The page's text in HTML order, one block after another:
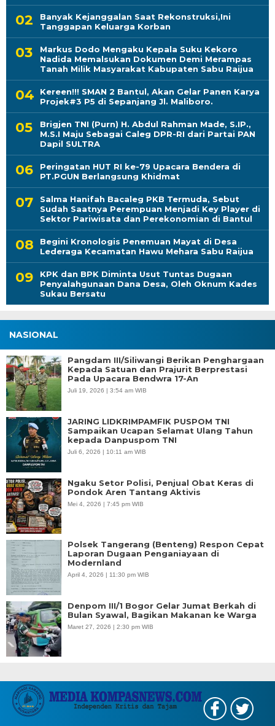
Banyak Kejanggalan Saat Rekonstruksi,Ini
Tanggapan Keluarga Korban
Markus Dodo Mengaku Kepala Suku Kekoro
Nadida Memalsukan Dokumen Demi Merampas
Tanah Milik Masyarakat Kabupaten Sabu Raijua
Kereen!!! SMAN 2 Bantul, Akan Gelar Panen Karya
Projek#3 P5 di Sepanjang Jl. Maliboro.
Brigjen TNI (Purn) H. Abdul Rahman Made, S.IP.,
M.S.I Maju Sebagai Caleg DPR-RI dari Partai PAN
Dapil SULTRA
Peringatan HUT RI ke-79 Upacara Bendera di
PT.PGUN Berlangsung Khidmat
Salma Hanifah Bacaleg PKB Termuda, Sebut
Sudah Saatnya Perempuan Menjadi Key Player di
Sektor Pariwisata dan Perekonomian di Bantul
Begini Kronologis Penemuan Mayat di Desa
Lederaga Kecamatan Hawu Mehara Sabu Raijua
KPK dan BPK Diminta Usut Tuntas Dugaan
Penyalahgunaan Dana Desa, Oleh Oknum Kades
Sukau Bersatu
NASIONAL
Pangdam III/Siliwangi Berikan Penghargaan
Kepada Satuan dan Prajurit Berprestasi
Pada Upacara Bendwra 17-An
Juli 19, 2026 | 3:54 am WIB
JARING LIDKRIMPAMFIK PUSPOM TNI
Sampaikan Ucapan Selamat Ulang Tahun
kepada Danpuspom TNI
Juli 6, 2026 | 10:11 am WIB
Ngaku Setor Polisi, Penjual Obat Keras di
Pondok Aren Tantang Aktivis
Mei 4, 2026 | 7:45 pm WIB
Polsek Tangerang (Benteng) Respon Cepat
Laporan Dugaan Penganiayaan di
Modernland
April 4, 2026 | 11:30 pm WIB
Denpom III/1 Bogor Gelar Jumat Berkah di
Bulan Syawal, Bagikan Makanan ke Warga
Maret 27, 2026 | 2:30 pm WIB